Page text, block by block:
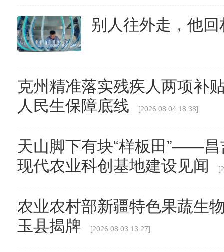
别人往外走，他回
克州精准落实残疾人两项补
人民生保障底线
[2026.08.04 18:38]
天山脚下有块“样板田”——
现代农业科创基地建设见闻
农业农村部新疆特色果蔬生
玉县揭牌
[2026.08.03 13:27]